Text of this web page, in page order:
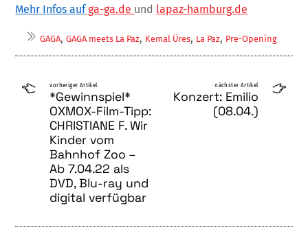
Mehr Infos aufga-ga.de und lapaz-hamburg.de
GAGA,GAGA meets La Paz, Kemal Üres, La Paz, Pre-Opening
vorheriger Artikel
*Gewinnspiel*
OXMOX-Film-Tipp:
CHRISTIANE F. Wir
Kinder vom
Bahnhof Zoo –
Ab 7.04.22 als
DVD, Blu-ray und
digital verfügbar
nächster Artikel
Konzert: Emilio
(08.04.)